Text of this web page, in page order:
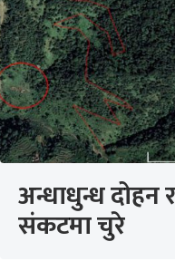
अन्धाधुन्ध दोहन
संकटमा चुरे